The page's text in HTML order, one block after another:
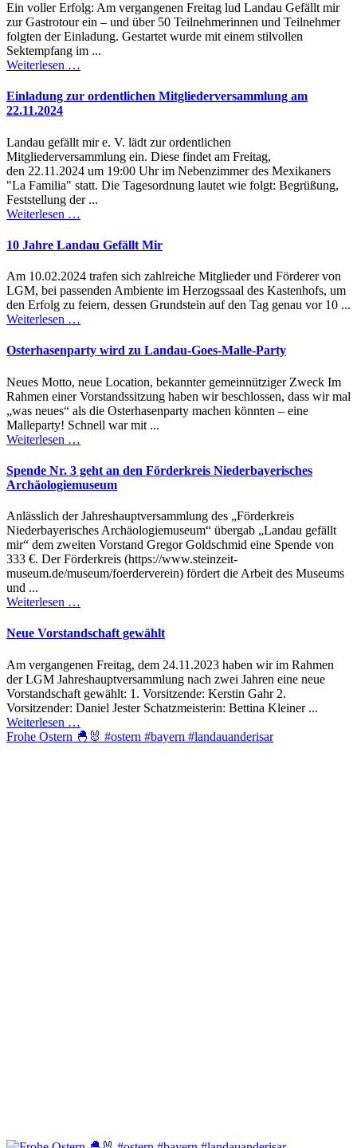
Ein voller Erfolg: Am vergangenen Freitag lud Landau Gefällt mir
zur Gastrotour ein – und über 50 Teilnehmerinnen und Teilnehmer
folgten der Einladung. Gestartet wurde mit einem stilvollen
Sektempfang im ...
Weiterlesen …
Einladung zur ordentlichen Mitgliederversammlung am
22.11.2024
Landau gefällt mir e. V. lädt zur ordentlichen
Mitgliederversammlung ein. Diese findet am Freitag,
den 22.11.2024 um 19:00 Uhr im Nebenzimmer des Mexikaners
"La Familia" statt. Die Tagesordnung lautet wie folgt: Begrüßung,
Feststellung der ...
Weiterlesen …
10 Jahre Landau Gefällt Mir
Am 10.02.2024 trafen sich zahlreiche Mitglieder und Förderer von
LGM, bei passenden Ambiente im Herzogssaal des Kastenhofs, um
den Erfolg zu feiern, dessen Grundstein auf den Tag genau vor 10 ...
Weiterlesen …
Osterhasenparty wird zu Landau-Goes-Malle-Party
Neues Motto, neue Location, bekannter gemeinnütziger Zweck Im
Rahmen einer Vorstandssitzung haben wir beschlossen, dass wir mal
„was neues“ als die Osterhasenparty machen könnten – eine
Malleparty! Schnell war mit ...
Weiterlesen …
Spende Nr. 3 geht an den Förderkreis Niederbayerisches
Archäologiemuseum
Anlässlich der Jahreshauptversammlung des „Förderkreis
Niederbayerisches Archäologiemuseum“ übergab „Landau gefällt
mir“ dem zweiten Vorstand Gregor Goldschmid eine Spende von
333 €. Der Förderkreis (https://www.steinzeit-
museum.de/museum/foerderverein) fördert die Arbeit des Museums
und ...
Weiterlesen …
Neue Vorstandschaft gewählt
Am vergangenen Freitag, dem 24.11.2023 haben wir im Rahmen
der LGM Jahreshauptversammlung nach zwei Jahren eine neue
Vorstandschaft gewählt: 1. Vorsitzende: Kerstin Gahr 2.
Vorsitzender: Daniel Jester Schatzmeisterin: Bettina Kleiner ...
Weiterlesen …
Frohe Ostern 🐣🐰 #ostern #bayern #landauanderisar